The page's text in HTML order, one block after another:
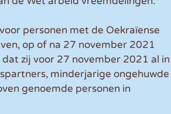
personen met de Oekraïense
op of na 27 november 2021
zij voor 27 november 2021 al in
minderjarige ongehuwde
genoemde personen in